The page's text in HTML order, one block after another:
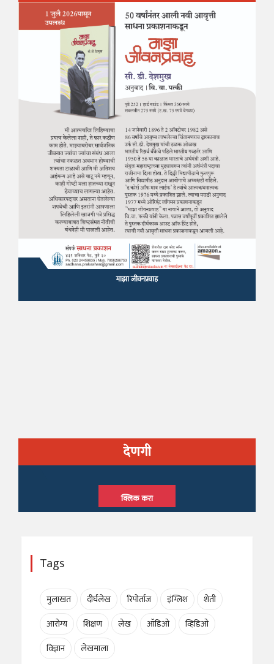
माझा जीवनप्रवाह
देणगी
क्लिक करा
Tags
मुलाखत दीर्घलेख रिपोर्ताज इंग्लिश
शेती
आरोग्य
शिक्षण लेख ऑडिओ
व्हिडिओ
विज्ञान
लेखमाला